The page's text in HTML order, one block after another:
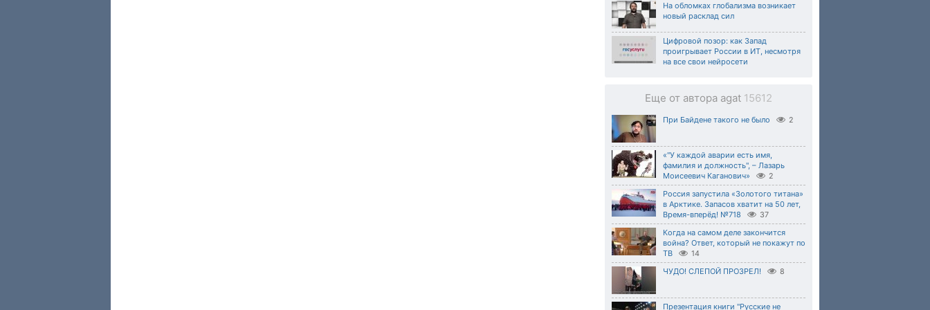
На обломках глобализма возникает
новый расклад сил
Цифровой позор: как Запад
проигрывает России в ИТ, несмотря
на все свои нейросети
Еще от автора agat 15612
При Байдене такого не было 2
«"У каждой аварии есть имя,
фамилия и должность", – Лазарь
Моисеевич Каганович»
2
Россия запустила «Золотого титана»
в Арктике. Запасов хватит на 50 лет,
Время-вперёд! №718
37
Когда на самом деле закончится
война? Ответ, который не покажут по
ТВ
14
ЧУДО! СЛЕПОЙ ПРОЗРЕЛ! 8
Презентация книги "Русские не